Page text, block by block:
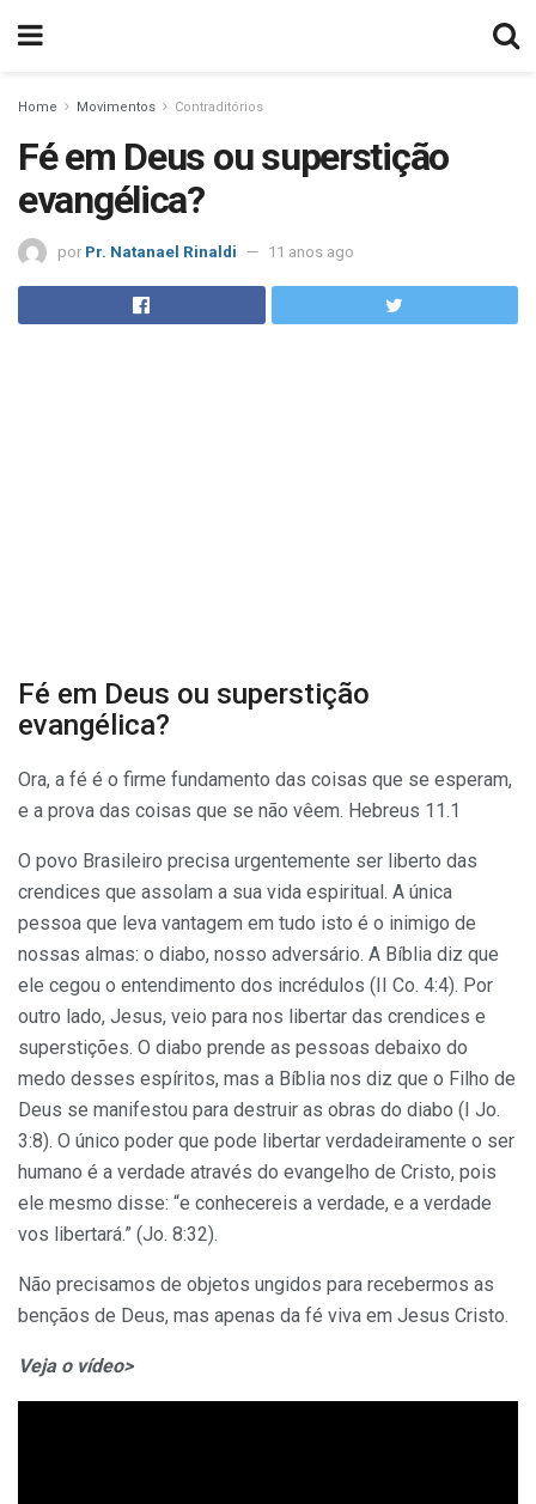
Home Movimentos Contraditórios
Fé em Deus ou superstição
evangélica?
por Pr. Natanael Rinaldi 11 anos ago
Fé em Deus ou superstição
evangélica?
Ora, a fé é o firme fundamento das coisas que se esperam,
e a prova das coisas que se não vêem. Hebreus 11.1
O povo Brasileiro precisa urgentemente ser liberto das
crendices que assolam a sua vida espiritual. A única
pessoa que leva vantagem em tudo isto é o inimigo de
nossas almas: o diabo, nosso adversário. A Bíblia diz que
ele cegou o entendimento dos incrédulos (II Co. 4:4). Por
outro lado, Jesus, veio para nos libertar das crendices e
superstições. O diabo prende as pessoas debaixo do
medo desses espíritos, mas a Bíblia nos diz que o Filho de
Deus se manifestou para destruir as obras do diabo (I Jo.
3:8). O único poder que pode libertar verdadeiramente o ser
humano é a verdade através do evangelho de Cristo, pois
ele mesmo disse: “e conhecereis a verdade, e a verdade
vos libertará.” (Jo. 8:32).
Não precisamos de objetos ungidos para recebermos as
bençãos de Deus, mas apenas da fé viva em Jesus Cristo.
Veja o vídeo>